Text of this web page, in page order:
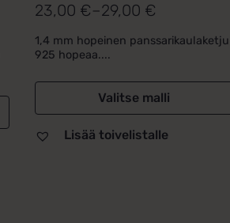
Arvostelu
4.71 / 5
23,00 €–29,00 €
Hintaluokka:
23,00 €
-
29,00 €
1,4 mm hopeinen panssarikaulaketju
925 hopeaa....
Valitse malli
Lisää toivelistalle